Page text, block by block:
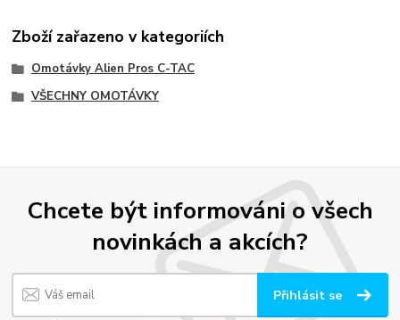
Zboží zařazeno v kategoriích
Omotávky Alien Pros C-TAC
VŠECHNY OMOTÁVKY
Chcete být informováni o všech
novinkách a akcích?
Přihlásit se